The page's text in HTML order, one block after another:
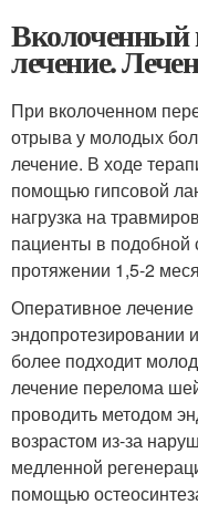
Вколоченный
лечение.
При вколоченном
отрыва у молодых
лечение. В ходе
помощью гипсовой
нагрузка на
пациенты в подобной
протяжении 1,5-2
Оперативное лечение
эндопротезировании
более подходит
лечение перелома
проводить методом
возрастом из-за
медленной
помощью